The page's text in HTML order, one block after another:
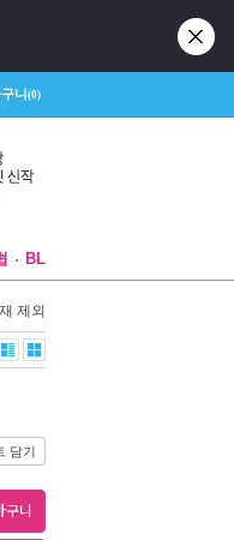
니(0)
BL
제외
담기
구니